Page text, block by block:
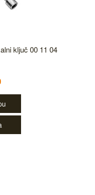
ključ 00 11 04